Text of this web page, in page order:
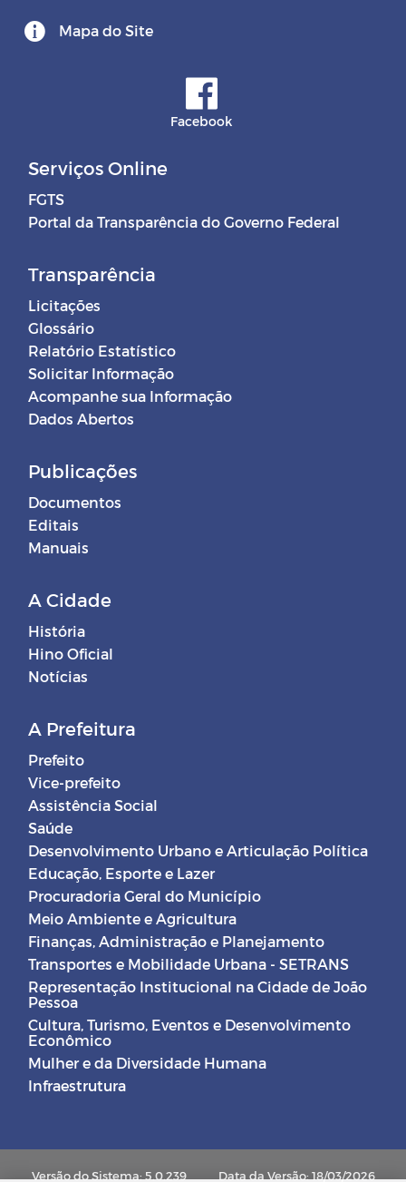
Mapa do Site
Facebook
Serviços Online
FGTS
Portal da Transparência do Governo Federal
Transparência
Licitações
Glossário
Relatório Estatístico
Solicitar Informação
Acompanhe sua Informação
Dados Abertos
Publicações
Documentos
Editais
Manuais
A Cidade
História
Hino Oficial
Notícias
A Prefeitura
Prefeito
Vice-prefeito
Assistência Social
Saúde
Desenvolvimento Urbano e Articulação Política
Educação, Esporte e Lazer
Procuradoria Geral do Município
Meio Ambiente e Agricultura
Finanças, Administração e Planejamento
Transportes e Mobilidade Urbana - SETRANS
Representação Institucional na Cidade de João
Pessoa
Cultura, Turismo, Eventos e Desenvolvimento
Econômico
Mulher e da Diversidade Humana
Infraestrutura
Versão do Sistema: 5.0.239 Data da Versão: 18/03/2026